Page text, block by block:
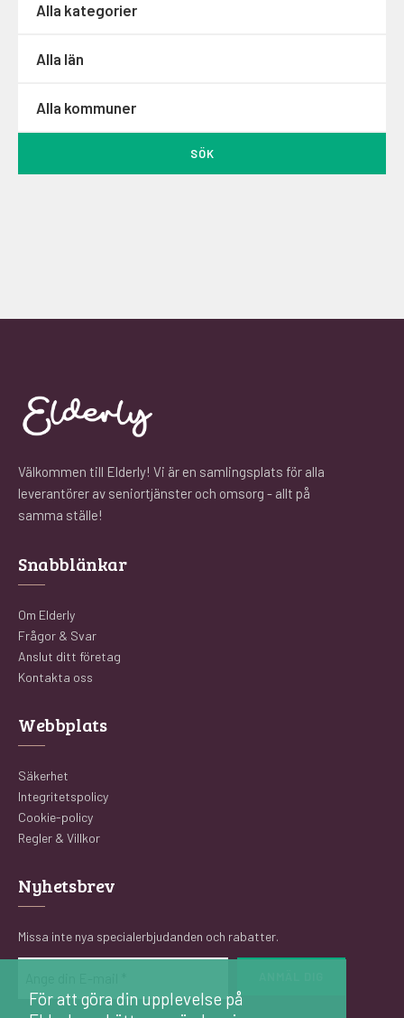
För att göra din upplevelse på
Välkommen till Elderly! Vi är en samlingsplats för alla
leverantörer av seniortjänster och omsorg - allt på
samma ställe!
Snabblänkar
Om Elderly
Frågor & Svar
Anslut ditt företag
Kontakta oss
Webbplats
Säkerhet
Integritetspolicy
Cookie-policy
Regler & Villkor
Nyhetsbrev
Missa inte nya specialerbjudanden och rabatter.
(Obligatoriskt)